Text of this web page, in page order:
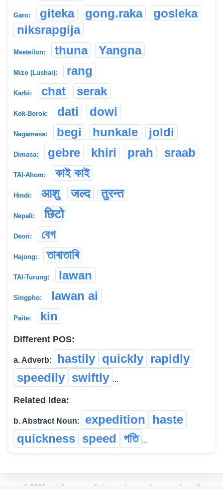
Garo: giteka gong.raka
gosleka
niksrapgija
Meeteilon: thuna Yangna
Mizo (Lushai): rang
Karbi: chat serak
Kok-Borok: dati dowi
Nagamese: begi hunkale joldi
Dimasa: gebre khiri prah sraab
TAI-Ahom: কাই কাই
Hindi: आशु जल्द तुरन्त
Nepali: छिटो
Deori: বেগ
Hajong: তাৰাতাৰি
TAI-Turung: lawan
Singpho: lawan ai
Paite: kin
Different POS:
a. Adverb: hastily quickly rapidly
speedily swiftly ...
Related Idea:
b. Abstract Noun: expedition haste
quickness speed গতি ...
© 2026 xobdo.org - a dictionary by you, for you, of you !!